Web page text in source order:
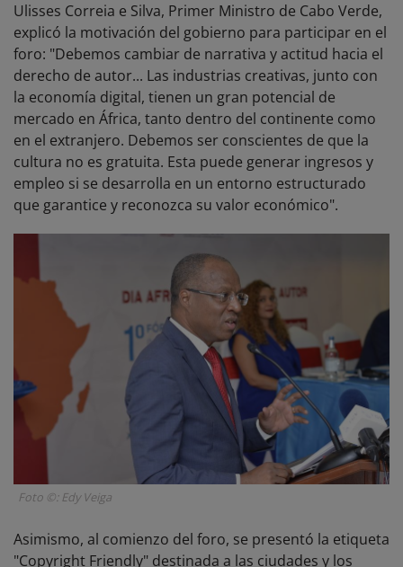
Ulisses Correia e Silva, Primer Ministro de Cabo Verde,
explicó la motivación del gobierno para participar en el
foro: "Debemos cambiar de narrativa y actitud hacia el
derecho de autor... Las industrias creativas, junto con
la economía digital, tienen un gran potencial de
mercado en África, tanto dentro del continente como
en el extranjero. Debemos ser conscientes de que la
cultura no es gratuita. Esta puede generar ingresos y
empleo si se desarrolla en un entorno estructurado
que garantice y reconozca su valor económico".
Foto ©: Edy Veiga
Asimismo, al comienzo del foro, se presentó la etiqueta
"Copyright Friendly" destinada a las ciudades y los